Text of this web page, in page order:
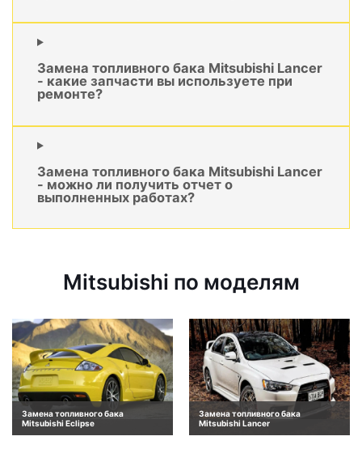
Замена топливного бака Mitsubishi Lancer
- какие запчасти вы используете при
ремонте?
Замена топливного бака Mitsubishi Lancer
- можно ли получить отчет о
выполненных работах?
Mitsubishi по моделям
Замена топливного бака
Mitsubishi Eclipse
Замена топливного бака
Mitsubishi Lancer